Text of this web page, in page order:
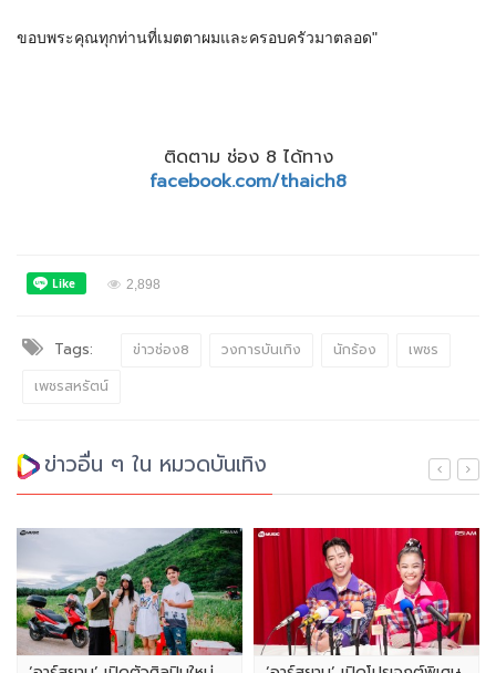
ขอบพระคุณทุกท่านที่เมตตาผมและครอบครัวมาตลอด"
ติดตาม ช่อง 8 ได้ทาง
facebook.com/thaich8
2,898
Tags: ข่าวช่อง8 วงการบันเทิง นักร้อง
เพชร
เพชรสหรัตน์
ข่าวอื่น ๆ ใน หมวดบันเทิง